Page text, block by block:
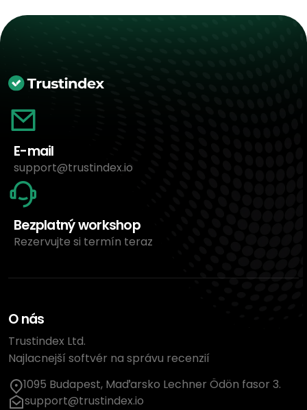
E-mail
support@trustindex.io
Bezplatný workshop
Rezervujte si termín teraz
O nás
Trustindex Ltd.
Najlacnejší softvér na správu recenzií
1095 Budapest, Maďarsko Lechner Ödön fasor 3.
support@trustindex.io